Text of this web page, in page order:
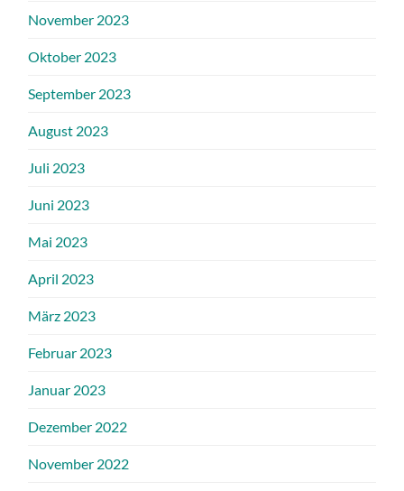
November 2023
Oktober 2023
September 2023
August 2023
Juli 2023
Juni 2023
Mai 2023
April 2023
März 2023
Februar 2023
Januar 2023
Dezember 2022
November 2022